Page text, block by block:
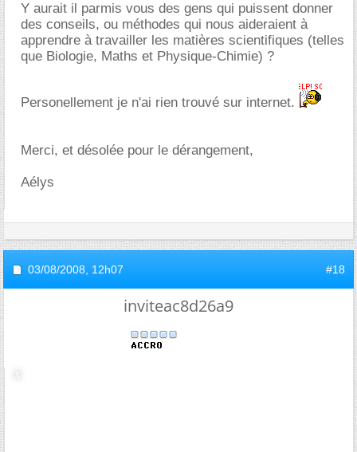
Y aurait il parmis vous des gens qui puissent donner
des conseils, ou méthodes qui nous aideraient à
apprendre à travailler les matières scientifiques (telles
que Biologie, Maths et Physique-Chimie) ?
Personellement je n'ai rien trouvé sur internet.
Merci, et désolée pour le dérangement,
Aélys
03/08/2008, 12h07 #18
inviteac8d26a9